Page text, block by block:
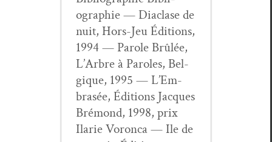
ogra­phie — Dia­clase de
nuit, Hors-Jeu Édi­tions,
1994 — Parole Brûlée,
L’Ar­bre à Paroles, Bel­
gique, 1995 — L’Em­
brasée, Édi­tions Jacques
Bré­mond, 1998, prix
Ilar­ie Voron­ca — Ile de